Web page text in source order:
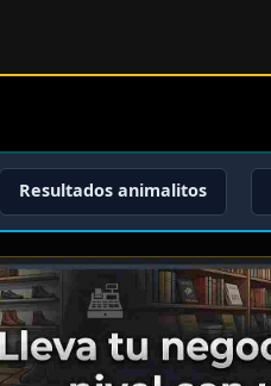
Resultados animalitos